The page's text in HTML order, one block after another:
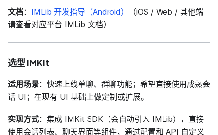
文档： IMLib 开发指导（Android）
（iOS / Web / 其他端
请查看对应平台 IMLib 文档）
选型 IMKit
适用场景：快速上线单聊、群聊功能；希望直接使用成熟会
话 UI；在现有 UI 基础上做定制或扩展。
实现方式：集成 IMKit SDK（会自动引入 IMLib），直接
使用会话列表、聊天界面等组件，通过配置和 API 自定义